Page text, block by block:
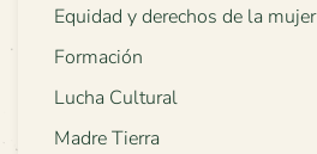
Equidad y derechos de la mujer
Formación
Lucha Cultural
Madre Tierra